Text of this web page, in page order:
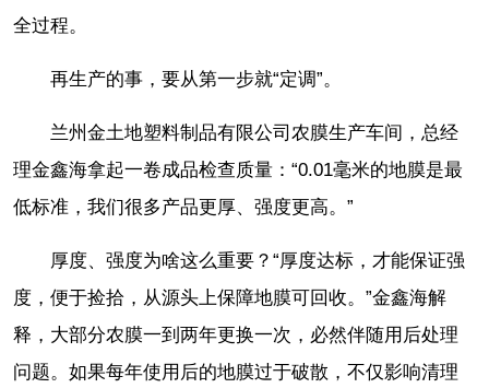
全过程。
再生产的事，要从第一步就“定调”。
兰州金土地塑料制品有限公司农膜生产车间，总经
理金鑫海拿起一卷成品检查质量：“0.01毫米的地膜是最
低标准，我们很多产品更厚、强度更高。”
厚度、强度为啥这么重要？“厚度达标，才能保证强
度，便于捡拾，从源头上保障地膜可回收。”金鑫海解
释，大部分农膜一到两年更换一次，必然伴随用后处理
问题。如果每年使用后的地膜过于破散，不仅影响清理